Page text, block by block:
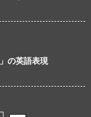
の英語表現